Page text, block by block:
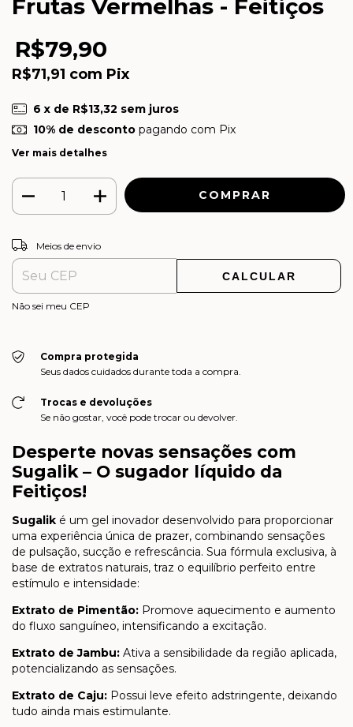
Frutas Vermelhas - Feitiços
R$79,90
R$71,91 com Pix
6 x de R$13,32 sem juros
10% de descontopagando com Pix
Ver mais detalhes
Entregas para o CEP:
Meios de envio
CALCULAR
Não sei meu CEP
Compra protegida
Seus dados cuidados durante toda a compra.
Trocas e devoluções
Se não gostar, você pode trocar ou devolver.
Desperte novas sensações com
Sugalik – O sugador líquido da
Feitiços!
Sugalik é um gel inovador desenvolvido para proporcionar
uma experiência única de prazer, combinando sensações
de pulsação, sucção e refrescância. Sua fórmula exclusiva, à
base de extratos naturais, traz o equilíbrio perfeito entre
estímulo e intensidade:
Extrato de Pimentão: Promove aquecimento e aumento
do fluxo sanguíneo, intensificando a excitação.
Extrato de Jambu: Ativa a sensibilidade da região aplicada,
potencializando as sensações.
Extrato de Caju: Possui leve efeito adstringente, deixando
tudo ainda mais estimulante.